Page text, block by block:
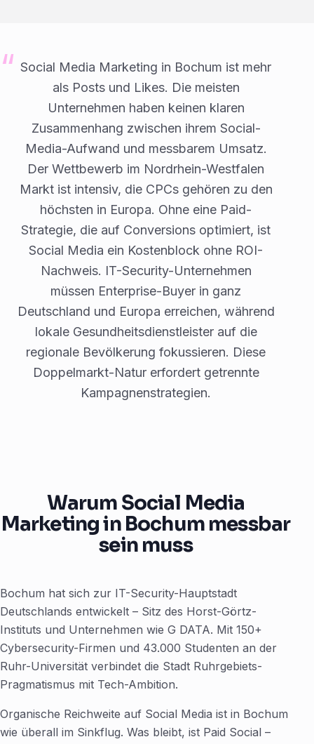
Social Media Marketing in Bochum ist mehr
als Posts und Likes. Die meisten
Unternehmen haben keinen klaren
Zusammenhang zwischen ihrem Social-
Media-Aufwand und messbarem Umsatz.
Der Wettbewerb im Nordrhein-Westfalen
Markt ist intensiv, die CPCs gehören zu den
höchsten in Europa. Ohne eine Paid-
Strategie, die auf Conversions optimiert, ist
Social Media ein Kostenblock ohne ROI-
Nachweis. IT-Security-Unternehmen
müssen Enterprise-Buyer in ganz
Deutschland und Europa erreichen, während
lokale Gesundheitsdienstleister auf die
regionale Bevölkerung fokussieren. Diese
Doppelmarkt-Natur erfordert getrennte
Kampagnenstrategien.
Warum Social Media
Marketing in Bochum messbar
sein muss
Bochum hat sich zur IT-Security-Hauptstadt
Deutschlands entwickelt – Sitz des Horst-Görtz-
Instituts und Unternehmen wie G DATA. Mit 150+
Cybersecurity-Firmen und 43.000 Studenten an der
Ruhr-Universität verbindet die Stadt Ruhrgebiets-
Pragmatismus mit Tech-Ambition.
Organische Reichweite auf Social Media ist in Bochum
wie überall im Sinkflug. Was bleibt, ist Paid Social –